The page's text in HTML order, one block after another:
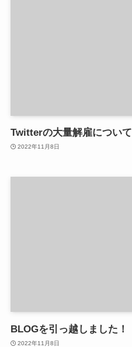
Twitterの大量解雇について
2022年11月8日
BLOGを引っ越しました！
2022年11月8日